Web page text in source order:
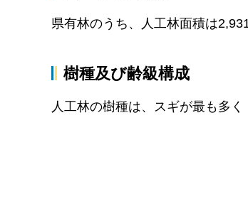
県有林のうち、人工林面積は
樹種及び齢級構成
人工林の樹種は、スギが最も多